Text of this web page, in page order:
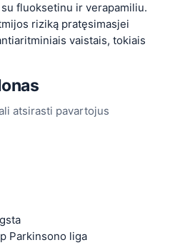
fluoksetinu ir verapamiliu.
riziką pratęsimasjei
vaistais, tokiais
atsirasti pavartojus
Parkinsono liga